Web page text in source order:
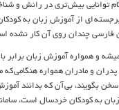
توانايي بيش تري در رانش و
اي از آموزش زبان به
فارسي چندان روي آن کار نشده
و همواره آموزش زبان برابر
و مادران همواره هنگامي که
بگويند، بي آن که بدانند
به کودکان خردسال است،